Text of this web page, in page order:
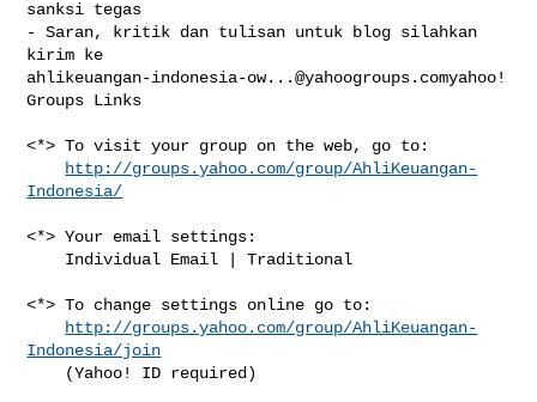
sanksi tegas
- Saran, kritik dan tulisan untuk blog silahkan
ahlikeuangan-indonesia-ow...@yahoogroups.comyahoo!
Groups Links
<*> To visit your group on the web, go to:
http://groups.yahoo.com/group/AhliKeuangan-
Indonesia/
<*> Your email settings:
<*> To change settings online go to:
http://groups.yahoo.com/group/AhliKeuangan-
Indonesia/join